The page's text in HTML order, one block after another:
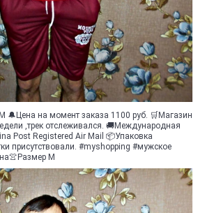
🔔Цена на момент заказа 1100 руб. 🛒Магазин
,трек отслеживался. 🚚Международная
Post Registered Air Mail 📦Упаковка
присутствовали. #myshopping #мужское
М